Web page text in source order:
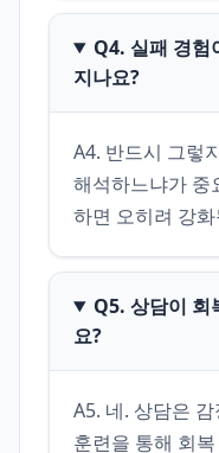
Q4. 실패 경험
지나요?
A4. 반드시 그렇
해석하느냐가 중
하면 오히려 강
Q5. 상담이 회
요?
A5. 네. 상담은
훈련을 통해 회